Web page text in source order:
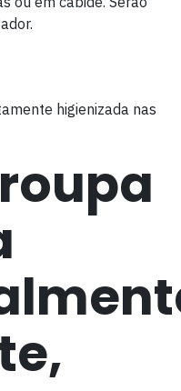
higienizada nas